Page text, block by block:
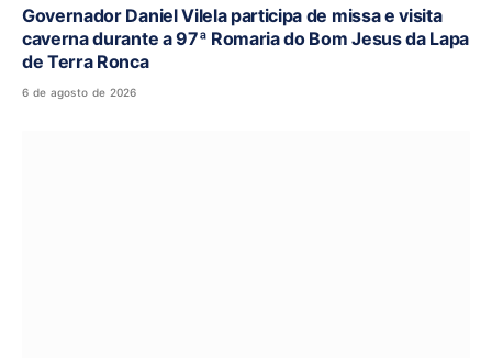
Governador Daniel Vilela participa de missa e visita
caverna durante a 97ª Romaria do Bom Jesus da Lapa
de Terra Ronca
6 de agosto de 2026